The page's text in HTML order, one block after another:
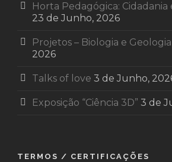
Horta Pedagógica: Cidadania
23 de Junho, 2026
Projetos – Biologia e Geologia
2026
Talks of love 3 de Junho,
Exposição “Ciência 3D” 3 de
TERMOS / CERTIFICAÇÕES